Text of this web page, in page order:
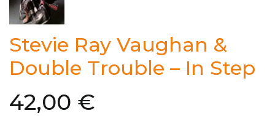
Stevie Ray Vaughan &
Double Trouble ‎– In Step
42,00 €